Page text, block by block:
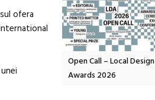
ofera
creație
Open Call – Local Design
Awards 2026